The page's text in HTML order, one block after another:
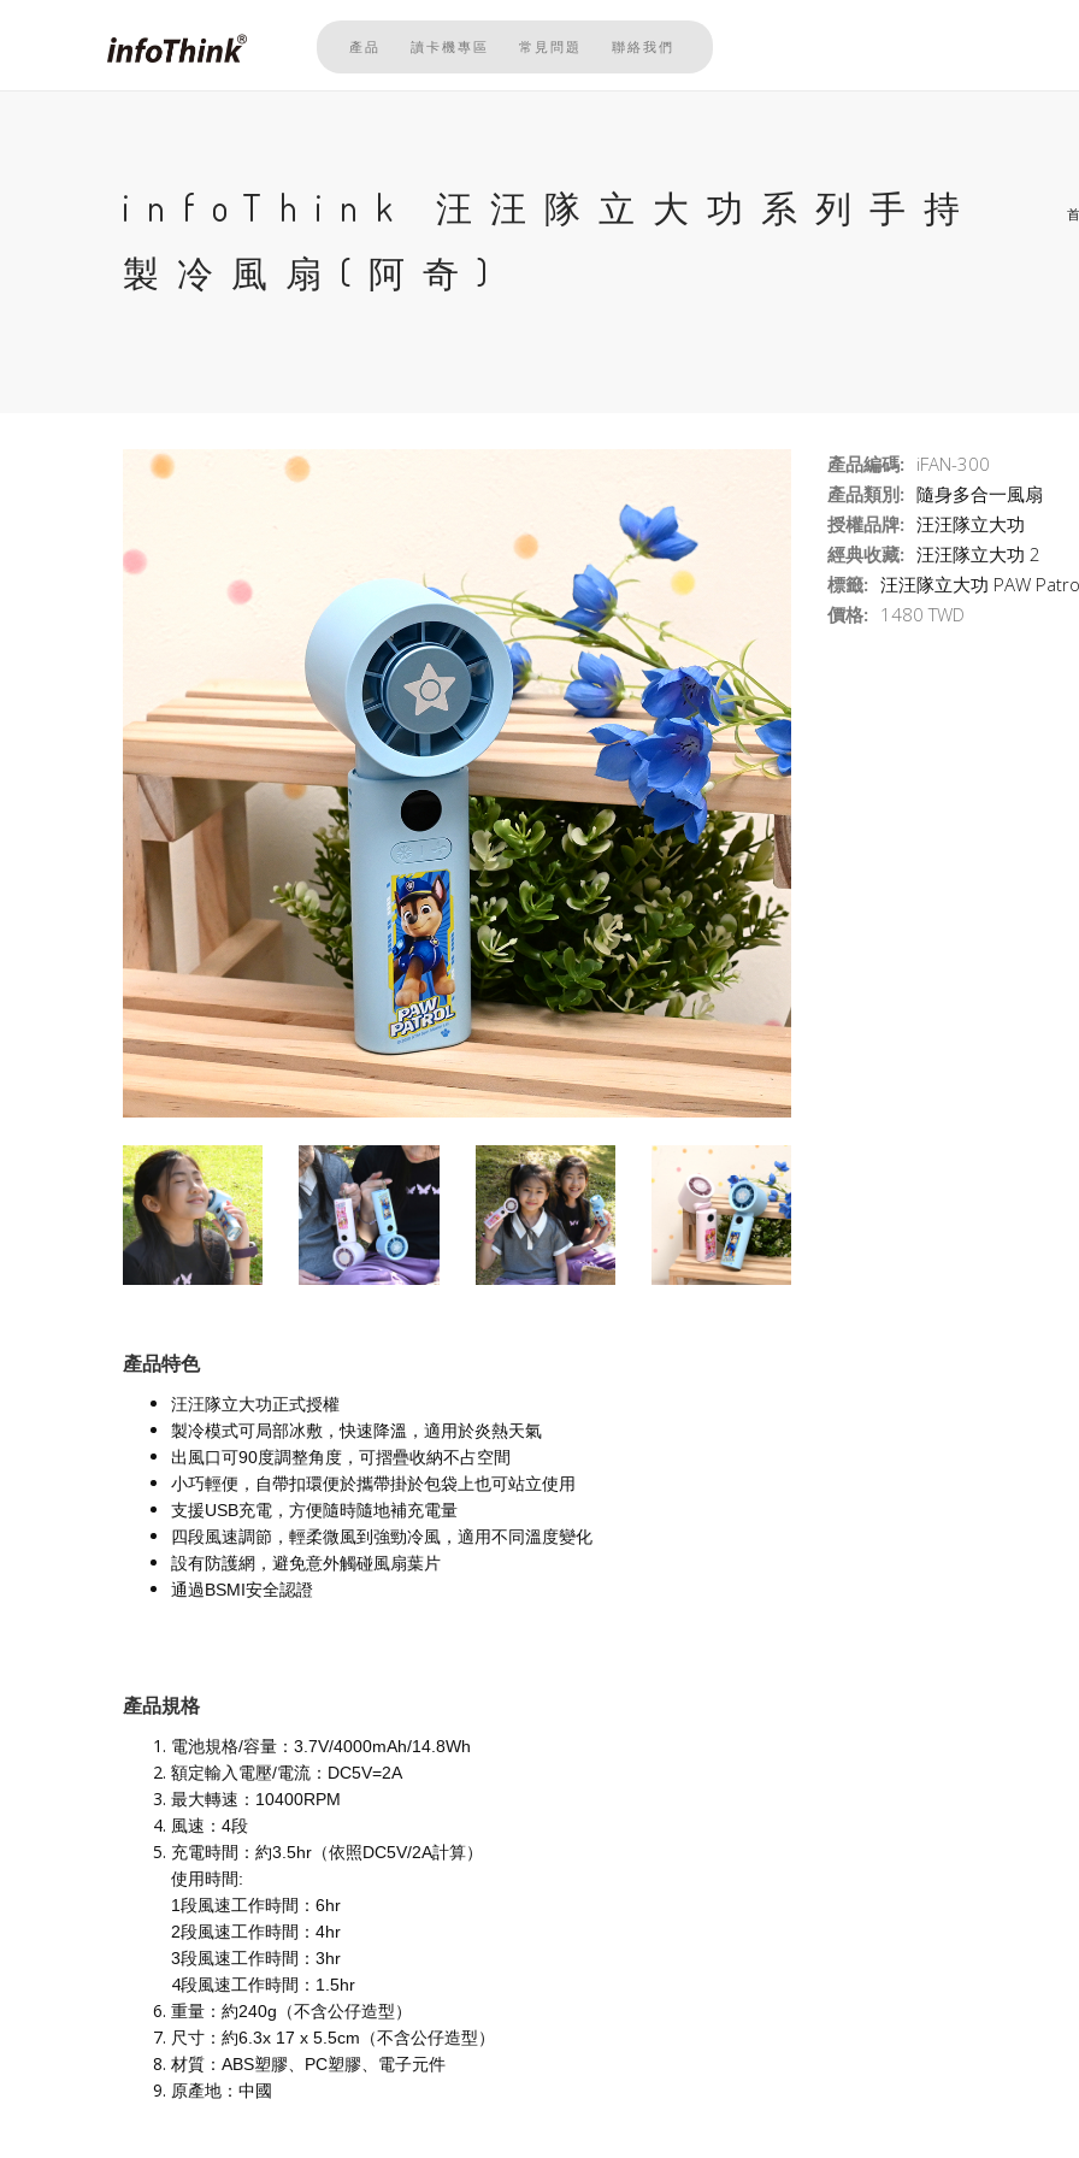
產品 讀卡機專區 常見問題 聯絡我們
infoThink 汪汪隊立大功系列手持
製冷風扇(阿奇)
產品編碼: iFAN-300
產品類別: 隨身多合一風扇
授權品牌: 汪汪隊立大功
經典收藏: 汪汪隊立大功 2
標籤: 汪汪隊立大功 PAW
價格: 1480 TWD
產品特色
汪汪隊立大功正式授權
製冷模式可局部冰敷，快速降溫，適用於炎熱天氣
出風口可90度調整角度，可摺疊收納不占空間
小巧輕便，自帶扣環便於攜帶掛於包袋上也可站立使用
支援USB充電，方便隨時隨地補充電量
四段風速調節，輕柔微風到強勁冷風，適用不同溫度變化
設有防護網，避免意外觸碰風扇葉片
通過BSMI安全認證
產品規格
電池規格/容量：3.7V/4000mAh/14.8Wh
額定輸入電壓/電流：DC5V=2A
最大轉速：10400RPM
風速：4段
充電時間：約3.5hr（依照DC5V/2A計算）
使用時間:
1段風速工作時間：6hr
2段風速工作時間：4hr
3段風速工作時間：3hr
4段風速工作時間：1.5hr
重量：約240g（不含公仔造型）
尺寸：約6.3x 17 x 5.5cm（不含公仔造型）
材質：ABS塑膠、PC塑膠、電子元件
原產地：中國